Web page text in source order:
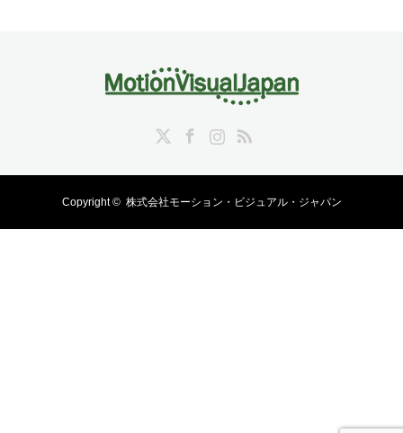
RSS
Copyright © 株式会社モーション・ビジュアル・ジャパン